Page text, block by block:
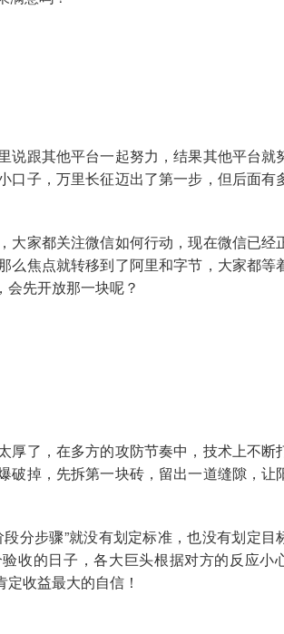
说跟其他平台一起努力，结果其他平台就
口子，万里长征迈出了第一步，但后面有
家都关注微信如何行动，现在微信已经
么焦点就转移到了阿里和字节，大家都等
先开放那一块呢？
了，在多方的攻防节奏中，技术上不断
掉，先拆第一块砖，留出一道缝隙，让
分步骤”就没有划定标准，也没有划定目
收的日子，各大巨头根据对方的反应小
收益最大的自信！